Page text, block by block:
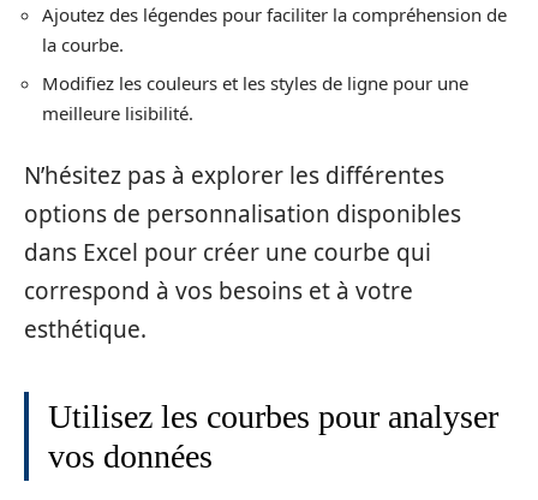
Ajoutez des légendes pour faciliter la compréhension de
la courbe.
Modifiez les couleurs et les styles de ligne pour une
meilleure lisibilité.
N’hésitez pas à explorer les différentes
options de personnalisation disponibles
dans Excel pour créer une courbe qui
correspond à vos besoins et à votre
esthétique.
Utilisez les courbes pour analyser
vos données